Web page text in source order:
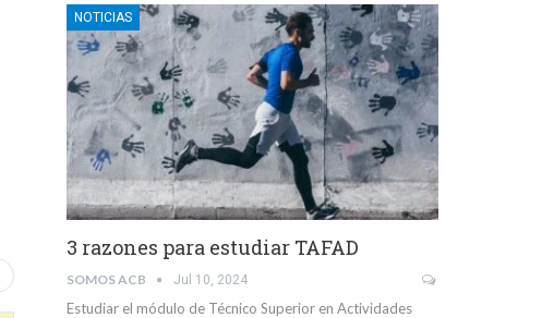
NOTICIAS
3 razones para estudiar TAFAD
SOMOS ACB Jul 10, 2024
Estudiar el módulo de Técnico Superior en Actividades